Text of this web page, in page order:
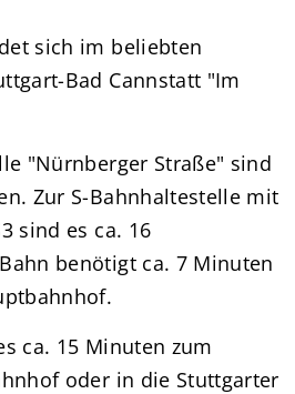
sich im beliebten
Bad Cannstatt "Im
"Nürnberger Straße" sind
Zur S-Bahnhaltestelle mit
sind es ca. 16
benötigt ca. 7 Minuten
ca. 15 Minuten zum
oder in die Stuttgarter